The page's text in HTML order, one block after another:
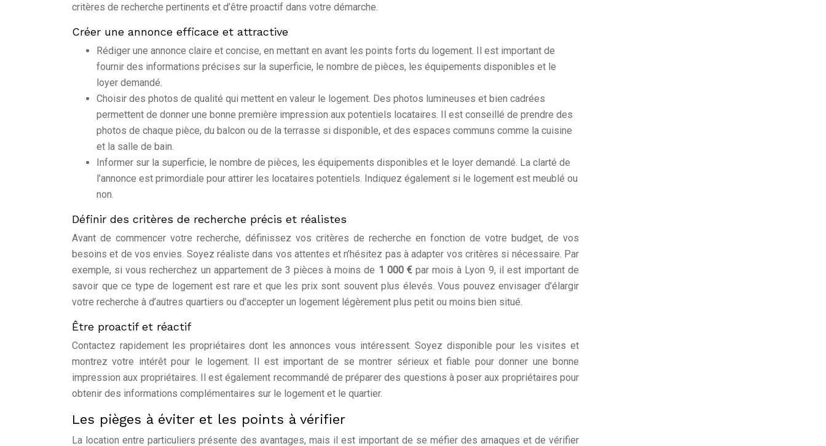
critères de recherche pertinents et d’être proactif dans votre démarche.
Créer une annonce efficace et attractive
Rédiger une annonce claire et concise, en mettant en avant les points forts du logement. Il est important de
fournir des informations précises sur la superficie, le nombre de pièces, les équipements disponibles et le
loyer demandé.
Choisir des photos de qualité qui mettent en valeur le logement. Des photos lumineuses et bien cadrées
permettent de donner une bonne première impression aux potentiels locataires. Il est conseillé de prendre des
photos de chaque pièce, du balcon ou de la terrasse si disponible, et des espaces communs comme la cuisine
et la salle de bain.
Informer sur la superficie, le nombre de pièces, les équipements disponibles et le loyer demandé. La clarté de
l’annonce est primordiale pour attirer les locataires potentiels. Indiquez également si le logement est meublé ou
non.
Définir des critères de recherche précis et réalistes
Avant de commencer votre recherche, définissez vos critères de recherche en fonction de votre budget, de vos
besoins et de vos envies. Soyez réaliste dans vos attentes et n’hésitez pas à adapter vos critères si nécessaire. Par
exemple, si vous recherchez un appartement de 3 pièces à moins de 1 000 € par mois à Lyon 9, il est important de
savoir que ce type de logement est rare et que les prix sont souvent plus élevés. Vous pouvez envisager d’élargir
votre recherche à d’autres quartiers ou d’accepter un logement légèrement plus petit ou moins bien situé.
Être proactif et réactif
Contactez rapidement les propriétaires dont les annonces vous intéressent. Soyez disponible pour les visites et
montrez votre intérêt pour le logement. Il est important de se montrer sérieux et fiable pour donner une bonne
impression aux propriétaires. Il est également recommandé de préparer des questions à poser aux propriétaires pour
obtenir des informations complémentaires sur le logement et le quartier.
Les pièges à éviter et les points à vérifier
La location entre particuliers présente des avantages, mais il est important de se méfier des arnaques et de vérifier